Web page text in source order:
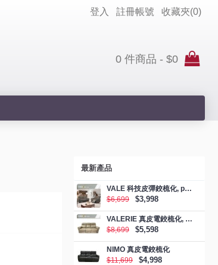
登入 註冊帳號 收藏夾(0)
0 件商品 - $0
最新產品
VALE 科技皮彈鉸梳化, promotion
$6,699
$3,998
VALERIE 真皮電鉸梳化, promotion
$8,699
$5,598
NIMO 真皮電鉸梳化
$11,699
$4,998